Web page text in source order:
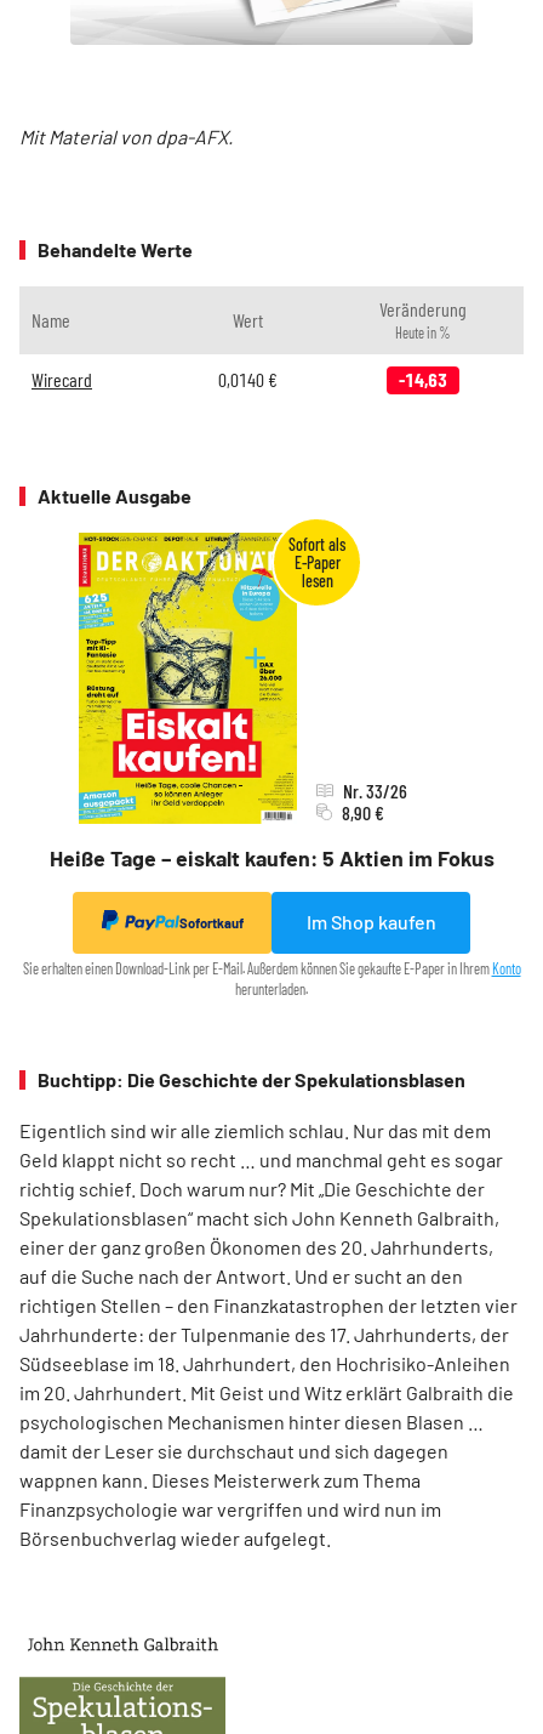
Mit Material von dpa-AFX.
Behandelte Werte
Name Wert Veränderung
Heute in %
Wirecard 0,0140€ -14,63
Aktuelle Ausgabe
Heiße Tage – eiskalt kaufen: 5 Aktien im Fokus
Nr. 33/26
8,90 €
Sofortkauf Im Shop kaufen
Sie erhalten einen Download-Link per E-Mail. Außerdem können Sie gekaufte E-Paper in IhremKonto
herunterladen.
Buchtipp: Die Geschichte der Spekulationsblasen
Eigentlich sind wir alle ziemlich schlau. Nur das mit dem
Geld klappt nicht so recht … und manchmal geht es sogar
richtig schief. Doch warum nur? Mit „Die Geschichte der
Spekulationsblasen“ macht sich John Kenneth Galbraith,
einer der ganz großen Ökonomen des 20. Jahrhunderts,
auf die Suche nach der Antwort. Und er sucht an den
richtigen Stellen – den Finanz­katas­trophen der letzten vier
Jahrhunderte: der Tulpenmanie des 17. Jahrhunderts, der
Südseeblase im 18. Jahrhundert, den Hochrisiko-Anleihen
im 20. Jahrhundert. Mit Geist und Witz erklärt Gal­braith die
psychologischen Mechanismen hinter diesen Blasen …
damit der Leser sie durchschaut und sich dagegen
wappnen kann. Dieses Meisterwerk zum Thema
Finanzpsychologie war vergriffen und wird nun im
Börsenbuchverlag wieder aufgelegt.